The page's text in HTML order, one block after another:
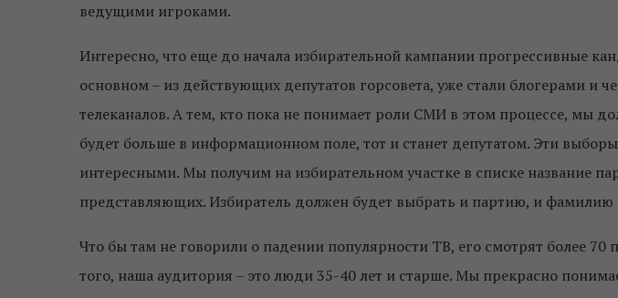
ведущими игроками.
Интересно, что еще до начала избирательной кампании прогрессивные
основном – из действующих депутатов горсовета, уже стали блогерами и
телеканалов. А тем, кто пока не понимает роли СМИ в этом процессе, мы
будет больше в информационном поле, тот и станет депутатом. Эти
интересными. Мы получим на избирательном участке в списке название
представляющих. Избиратель должен будет выбрать и партию, и фамилию
Что бы там не говорили о падении популярности ТВ, его смотрят более 70
того, наша аудитория – это люди 35-40 лет и старше. Мы прекрасно